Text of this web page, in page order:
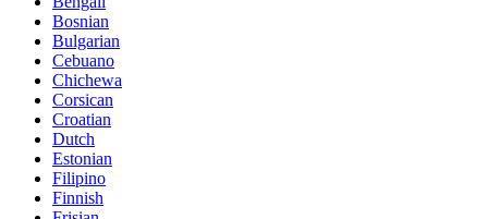
Bosnian
Bulgarian
Cebuano
Chichewa
Corsican
Croatian
Dutch
Estonian
Filipino
Finnish